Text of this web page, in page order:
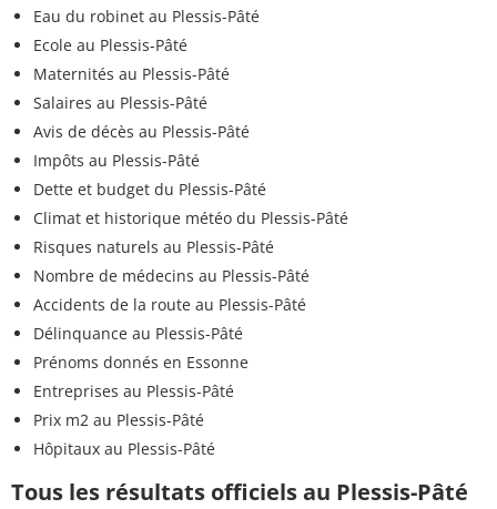
Eau du robinet au Plessis-Pâté
Ecole au Plessis-Pâté
Maternités au Plessis-Pâté
Salaires au Plessis-Pâté
Avis de décès au Plessis-Pâté
Impôts au Plessis-Pâté
Dette et budget du Plessis-Pâté
Climat et historique météo du Plessis-Pâté
Risques naturels au Plessis-Pâté
Nombre de médecins au Plessis-Pâté
Accidents de la route au Plessis-Pâté
Délinquance au Plessis-Pâté
Prénoms donnés en Essonne
Entreprises au Plessis-Pâté
Prix m2 au Plessis-Pâté
Hôpitaux au Plessis-Pâté
Tous les résultats officiels au Plessis-Pâté